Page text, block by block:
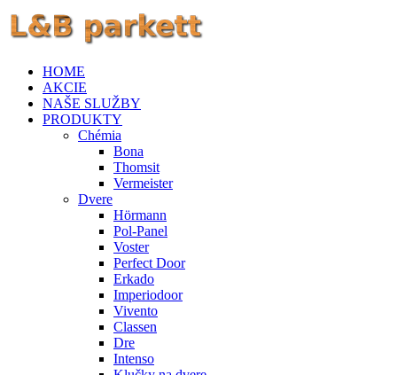
HOME
AKCIE
NAŠE SLUŽBY
PRODUKTY
Chémia
Bona
Thomsit
Vermeister
Dvere
Hörmann
Pol-Panel
Voster
Perfect Door
Erkado
Imperiodoor
Vivento
Classen
Dre
Intenso